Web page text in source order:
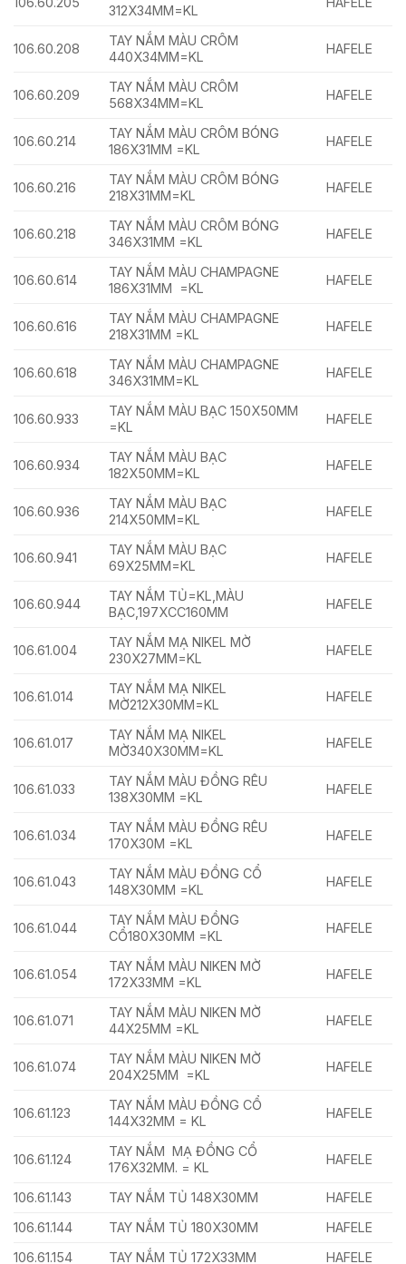
312X34MM=KL
106.60.208
TAY NẮM MÀU CRÔM
440X34MM=KL
HAFELE
106.60.209
TAY NẮM MÀU CRÔM
568X34MM=KL
HAFELE
106.60.214
TAY NẮM MÀU CRÔM BÓNG
186X31MM =KL
HAFELE
106.60.216
TAY NẮM MÀU CRÔM BÓNG
218X31MM=KL
HAFELE
106.60.218
TAY NẮM MÀU CRÔM BÓNG
346X31MM =KL
HAFELE
106.60.614
TAY NẮM MÀU CHAMPAGNE
186X31MM =KL
HAFELE
106.60.616
TAY NẮM MÀU CHAMPAGNE
218X31MM =KL
HAFELE
106.60.618
TAY NẮM MÀU CHAMPAGNE
346X31MM=KL
HAFELE
106.60.933
TAY NẮM MÀU BẠC 150X50MM
=KL
HAFELE
106.60.934
TAY NẮM MÀU BẠC
182X50MM=KL
HAFELE
106.60.936
TAY NẮM MÀU BẠC
214X50MM=KL
HAFELE
106.60.941
TAY NẮM MÀU BẠC
69X25MM=KL
HAFELE
106.60.944
TAY NẮM TỦ=KL,MÀU
BẠC,197XCC160MM
HAFELE
106.61.004
TAY NẮM MẠ NIKEL MỜ
230X27MM=KL
HAFELE
106.61.014
TAY NẮM MẠ NIKEL
MỜ212X30MM=KL
HAFELE
106.61.017
TAY NẮM MẠ NIKEL
MỜ340X30MM=KL
HAFELE
106.61.033
TAY NẮM MÀU ĐỒNG RÊU
138X30MM =KL
HAFELE
106.61.034
TAY NẮM MÀU ĐỒNG RÊU
170X30M =KL
HAFELE
106.61.043
TAY NẮM MÀU ĐỒNG CỔ
148X30MM =KL
HAFELE
106.61.044
TAY NẮM MÀU ĐỒNG
CỔ180X30MM =KL
HAFELE
106.61.054
TAY NẮM MÀU NIKEN MỜ
172X33MM =KL
HAFELE
106.61.071
TAY NẮM MÀU NIKEN MỜ
44X25MM =KL
HAFELE
106.61.074
TAY NẮM MÀU NIKEN MỜ
204X25MM =KL
HAFELE
106.61.123
TAY NẮM MÀU ĐỒNG CỔ
144X32MM = KL
HAFELE
106.61.124
TAY NẮM MẠ ĐỒNG CỔ
176X32MM. = KL
HAFELE
106.61.143 TAY NẮM TỦ 148X30MM
HAFELE
106.61.144
TAY NẮM TỦ 180X30MM
HAFELE
106.61.154
TAY NẮM TỦ 172X33MM
HAFELE